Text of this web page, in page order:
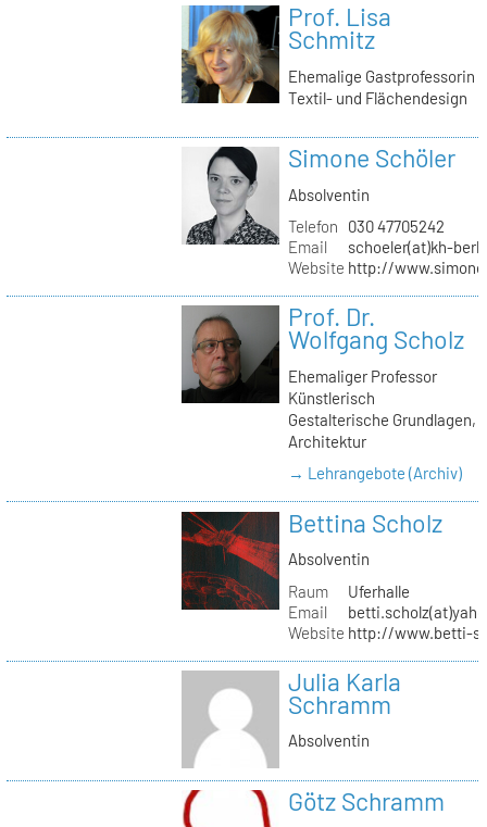
Prof. Lisa
Schmitz
Ehemalige Gastprofessorin
Textil- und Flächendesign
Simone Schöler
Absolventin
Telefon
030 47705242
Email
schoeler(at)kh-
Website http://
Prof. Dr.
Wolfgang Scholz
Ehemaliger Professor
Künstlerisch
Gestalterische Grundlagen,
Architektur
→ Lehrangebote (Archiv)
Bettina Scholz
Absolventin
Raum
Uferhalle
Email
Website http://www.betti-
Julia Karla
Schramm
Absolventin
Götz Schramm